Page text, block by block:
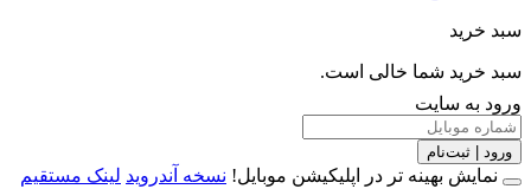
خرید شما خالی است.
به سایت
| ثبت‌نام
بهینه تر در اپلیکیشن موبایل!نسخه آندروید لینک مستقیم